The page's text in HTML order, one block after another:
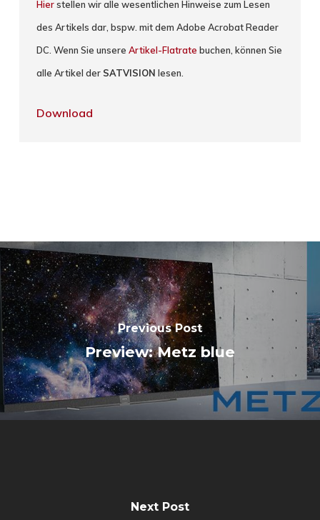
Hierstellen wir alle wesentlichen Hinweise zum Lesen
des Artikels dar, bspw. mit dem Adobe Acrobat Reader
DC. Wenn Sie unsereArtikel-Flatrate buchen, können Sie
alle Artikel der SATVISION lesen.
Download
Previous Post
Preview: Metz blue
Next Post